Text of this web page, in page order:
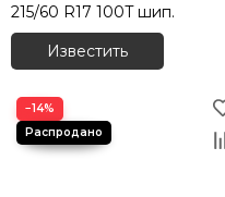
215/60 R17 100T шип.
Известить
−14%